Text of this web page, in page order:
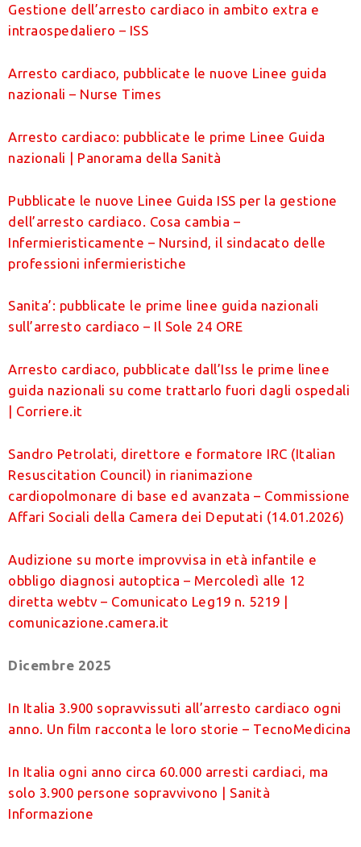
Gestione dell’arresto cardiaco in ambito extra e
intraospedaliero – ISS
Arresto cardiaco, pubblicate le nuove Linee guida
nazionali – Nurse Times
Arresto cardiaco: pubblicate le prime Linee Guida
nazionali | Panorama della Sanità
Pubblicate le nuove Linee Guida ISS per la gestione
dell’arresto cardiaco. Cosa cambia –
Infermieristicamente – Nursind, il sindacato delle
professioni infermieristiche
Sanita’: pubblicate le prime linee guida nazionali
sull’arresto cardiaco – Il Sole 24 ORE
Arresto cardiaco, pubblicate dall’Iss le prime linee
guida nazionali su come trattarlo fuori dagli ospedali
| Corriere.it
Sandro Petrolati, direttore e formatore IRC (Italian
Resuscitation Council) in rianimazione
cardiopolmonare di base ed avanzata – Commissione
Affari Sociali della Camera dei Deputati (14.01.2026)
Audizione su morte improvvisa in età infantile e
obbligo diagnosi autoptica – Mercoledì alle 12
diretta webtv – Comunicato Leg19 n. 5219 |
comunicazione.camera.it
Dicembre 2025
In Italia 3.900 sopravvissuti all’arresto cardiaco ogni
anno. Un film racconta le loro storie – TecnoMedicina
In Italia ogni anno circa 60.000 arresti cardiaci, ma
solo 3.900 persone sopravvivono | Sanità
Informazione